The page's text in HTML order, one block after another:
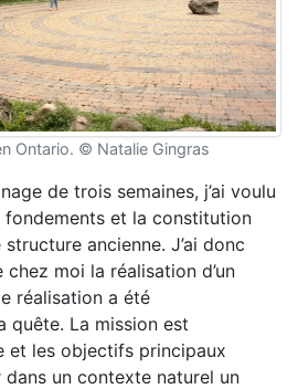
Ontario. © Natalie Gingras
de trois semaines, j’ai voulu
fondements et la constitution
ancienne. J’ai donc
chez moi la réalisation d’un
réalisation a été
quête. La mission est
et les objectifs principaux
un contexte naturel un